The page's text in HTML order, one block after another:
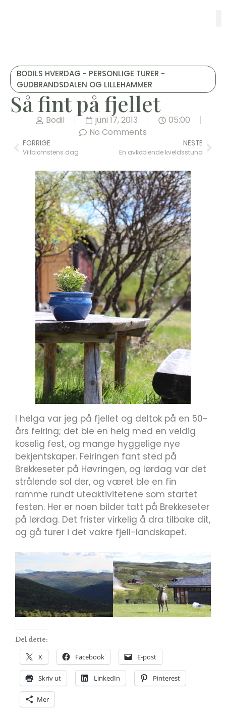
BODILS HVERDAG - PERSONLIGE TURER -
GUDBRANDSDALEN OG LILLEHAMMER
Så fint på fjellet
Bodil juni 17, 2013
05:00
No Comments
FORRIGE
Villblomstens dag
NESTE
En avkoblende kveldsstund
I helga var jeg på fjellet og deltok på en 50-
års feiring; det ble en helg med en veldig
koselig fest, og mange hyggelige nye
bekjentskaper. Feiringen fant sted på
Brekkeseter på Høvringen, og lørdag var det
strålende sol der, og været ble en fin
ramme rundt uteaktivitetene som startet
festen. Her er noen bilder tatt på Brekkeseter
på lørdag. Det frister virkelig å dra tilbake dit,
og gå turer i det vakre fjell-landskapet.
Del dette:
X Facebook E-post
Skriv ut LinkedIn Pinterest
Mer